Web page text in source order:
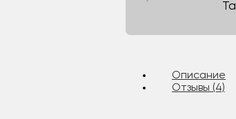
Описание
Отзывы (4)